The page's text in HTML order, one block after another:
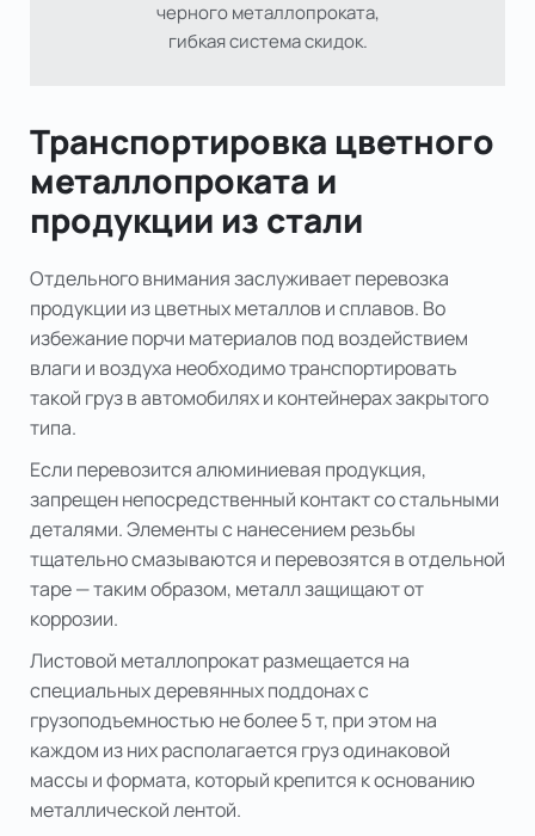
черного металлопроката,
гибкая система скидок.
Транспортировка цветного
металлопроката и
продукции из стали
Отдельного внимания заслуживает перевозка
продукции из цветных металлов и сплавов. Во
избежание порчи материалов под воздействием
влаги и воздуха необходимо транспортировать
такой груз в автомобилях и контейнерах закрытого
типа.
Если перевозится алюминиевая продукция,
запрещен непосредственный контакт со стальными
деталями. Элементы с нанесением резьбы
тщательно смазываются и перевозятся в отдельной
таре — таким образом, металл защищают от
коррозии.
Листовой металлопрокат размещается на
специальных деревянных поддонах с
грузоподъемностью не более 5 т, при этом на
каждом из них располагается груз одинаковой
массы и формата, который крепится к основанию
металлической лентой.